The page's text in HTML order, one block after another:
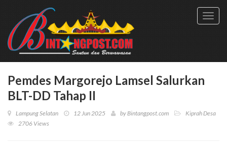
Pemdes Margorejo Lamsel Salurkan
BLT-DD Tahap II
Lampung Selatan 12 Jun 2025 by Bintangpost.com
Kiprah Desa
2706 Views